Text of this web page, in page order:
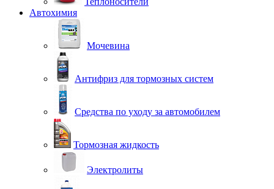
Автохимия
Мочевина
Антифриз для тормозных систем
Средства по уходу за автомобилем
Тормозная жидкость
Электролиты